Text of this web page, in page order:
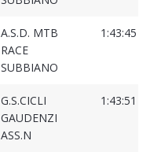
A.S.D. MTB
RACE
SUBBIANO
1:43:45
G.S.CICLI
GAUDENZI
ASS.N
1:43:51